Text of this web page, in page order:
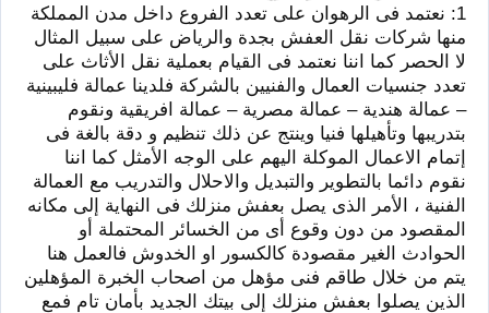
1: نعتمد فى الرهوان على تعدد الفروع داخل مدن المملكة
منها شركات نقل العفش بجدة والرياض على سبيل المثال
لا الحصر كما اننا نعتمد فى القيام بعملية نقل الأثاث على
تعدد جنسيات العمال والفنيين بالشركة فلدينا عمالة فليبينية
– عمالة هندية – عمالة مصرية – عمالة افريقية ونقوم
بتدريبها وتأهيلها فنيا وينتج عن ذلك تنظيم و دقة بالغة فى
إتمام الاعمال الموكلة اليهم على الوجه الأمثل كما اننا
نقوم دائما بالتطوير والتبديل والاحلال والتدريب مع العمالة
الفنية ، الأمر الذى يصل بعفش منزلك فى النهاية إلى مكانه
المقصود من دون وقوع أى من الخسائر المحتملة أو
الحوادث الغير مقصودة كالكسور او الخدوش فالعمل هنا
يتم من خلال طاقم فنى مؤهل من اصحاب الخبرة المؤهلين
الذين يصلوا بعفش منزلك إلى بيتك الجديد بأمان تام فمع